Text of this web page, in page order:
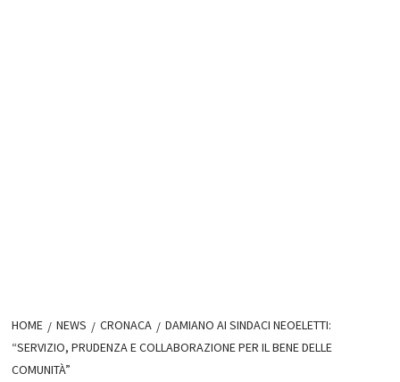
HOME NEWS CRONACA
DAMIANO AI SINDACI NEOELETTI:
“SERVIZIO, PRUDENZA E COLLABORAZIONE PER IL BENE DELLE
COMUNITÀ”